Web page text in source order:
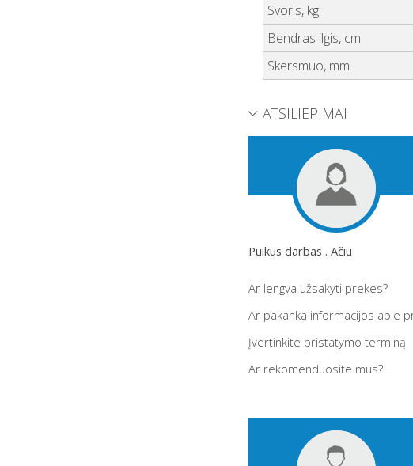
Svoris, kg
Bendras ilgis, cm
Skersmuo, mm
ATSILIEPIMAI
Puikus darbas . Ačiū
Ar lengva užsakyti prekes?
Ar pakanka informacijos apie
Įvertinkite pristatymo terminą
Ar rekomenduosite mus?